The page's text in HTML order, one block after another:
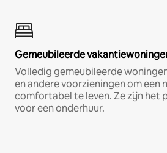
Gemeubileerde
Volledig gemeubileerde
en andere voorzieningen om een
comfortabel te leven. Ze zijn het
voor een onderhuur.